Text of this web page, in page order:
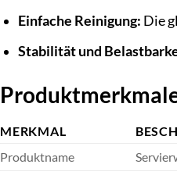
Einfache Reinigung: Die
Stabilität und
MERKMAL
Produktname